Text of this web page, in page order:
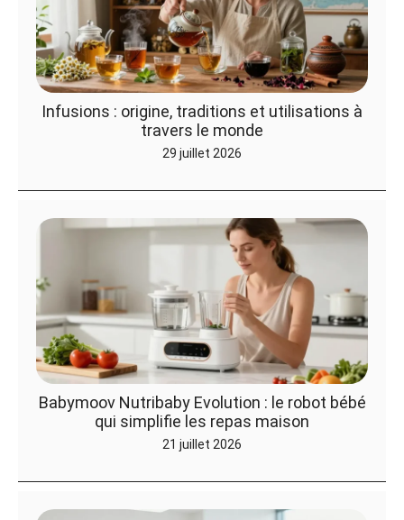
Infusions : origine, traditions et utilisations à
travers le monde
29 juillet 2026
Babymoov Nutribaby Evolution : le robot bébé
qui simplifie les repas maison
21 juillet 2026